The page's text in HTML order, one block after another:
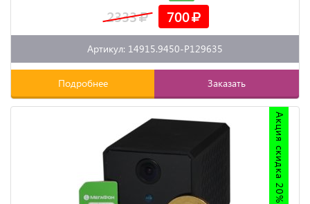
2333 700
Артикул: 14915.9450-P129635
Подробнее Заказать
Акция скидка 20%